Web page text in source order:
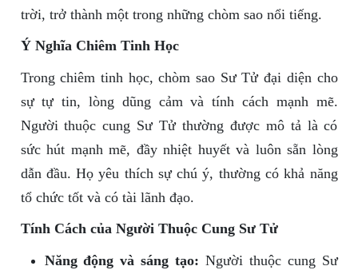
trời, trở thành một trong những chòm sao nổi tiếng.
Ý Nghĩa Chiêm Tinh Học
Trong chiêm tinh học, chòm sao Sư Tử đại diện cho
sự tự tin, lòng dũng cảm và tính cách mạnh mẽ.
Người thuộc cung Sư Tử thường được mô tả là có
sức hút mạnh mẽ, đầy nhiệt huyết và luôn sẵn lòng
dẫn đầu. Họ yêu thích sự chú ý, thường có khả năng
tổ chức tốt và có tài lãnh đạo.
Tính Cách của Người Thuộc Cung Sư Tử
Năng động và sáng tạo: Người thuộc cung Sư